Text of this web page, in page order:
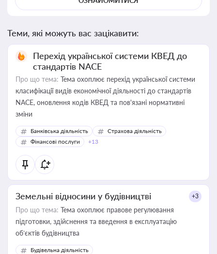
Теми, які можуть вас зацікавити:
Перехід української системи КВЕД до
стандартів NACE
Про що тема: Тема охоплює перехід української системи
класифікації видів економічної діяльності до стандартів
NACE, оновлення кодів КВЕД та пов'язані нормативні
зміни
Банківська діяльність
Страхова діяльність
Фінансові послуги
+13
Земельні відносини у будівництві +3
Про що тема: Тема охоплює правове регулювання
підготовки, здійснення та введення в експлуатацію
об’єктів будівництва
Будівельна діяльність